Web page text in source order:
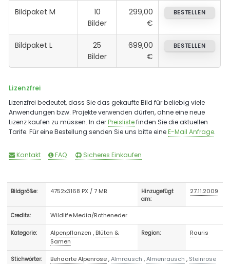
Bildpaket M
10
Bilder
299,00
€
BESTELLEN
Bildpaket L
25
Bilder
699,00
€
BESTELLEN
Lizenzfrei
Lizenzfrei bedeutet, dass Sie das gekaufte Bild für beliebig viele
Anwendungen bzw. Projekte verwenden dürfen, ohne eine neue
Lizenz kaufen zu müssen. In derPreislistefinden Sie die aktuellen
Tarife. Für eine Bestellung senden Sie uns bitte eineE-Mail Anfrage.
Kontakt FAQ Sicheres Einkaufen
Bildgröße: 4752x3168 PX / 7 MB
Hinzugefügt
am:
27.11.2009
Credits: Wildlife.Media/Rotheneder
Kategorie: Alpenpflanzen , Blüten &
Samen
Region: Rauris
Stichwörter: Behaarte Alpenrose,Almrausch ,Almenrausch , Steinrose